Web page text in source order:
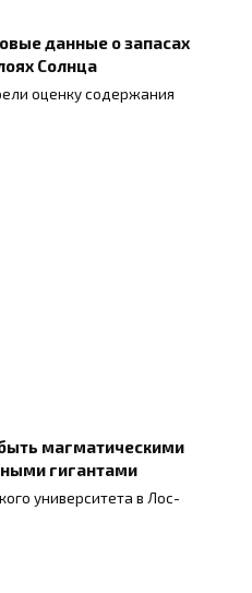
данные о запасах
Солнца
оценку содержания
магматическими
гигантами
университета в Лос-